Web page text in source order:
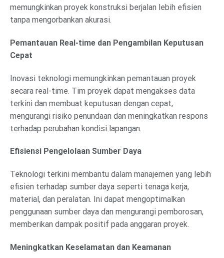
memungkinkan proyek konstruksi berjalan lebih efisien
tanpa mengorbankan akurasi.
Pemantauan Real-time dan Pengambilan Keputusan
Cepat
Inovasi teknologi memungkinkan pemantauan proyek
secara real-time. Tim proyek dapat mengakses data
terkini dan membuat keputusan dengan cepat,
mengurangi risiko penundaan dan meningkatkan respons
terhadap perubahan kondisi lapangan.
Efisiensi Pengelolaan Sumber Daya
Teknologi terkini membantu dalam manajemen yang lebih
efisien terhadap sumber daya seperti tenaga kerja,
material, dan peralatan. Ini dapat mengoptimalkan
penggunaan sumber daya dan mengurangi pemborosan,
memberikan dampak positif pada anggaran proyek.
Meningkatkan Keselamatan dan Keamanan